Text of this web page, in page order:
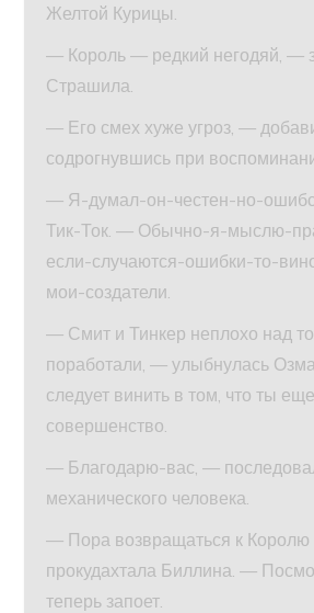
Желтой Курицы.
— Король — редкий негодяй, —
Страшила.
— Его смех хуже угроз, —
содрогнувшись при
— Я-думал-он-честен-но-
Тик-Ток. — Обычно-я-мыслю-
если-случаются-ошибки-то-
мои-создатели.
— Смит и Тинкер неплохо над
поработали, — улыбнулась
следует винить в том, что ты
совершенство.
— Благодарю-вас, —
механического человека.
— Пора возвращаться к
прокудахтала Биллина. —
теперь запоет.